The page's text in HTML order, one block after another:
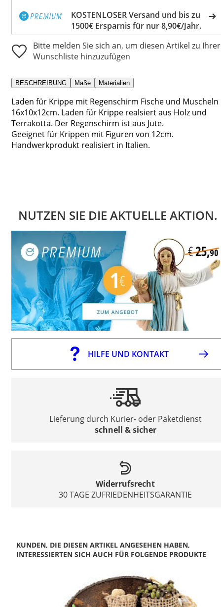
KOSTENLOSER Versand und bis zu
1500€ Ersparnis für nur 8,90€/Jahr.
Bitte melden Sie sich an, um diesen Artikel zu Ihrer
Wunschliste hinzuzufügen
BESCHREIBUNG Maße Materialien
Laden für Krippe mit Regenschirm Fische und Muscheln
16x10x12cm. Laden für Krippe realsiert aus Holz und
Terrakotta. Der Regenschirm ist aus Jute.
Geeignet für Krippen mit Figuren von 12cm.
Handwerkprodukt realisiert in Italien.
NUTZEN SIE DIE AKTUELLE AKTION.
HILFE UND KONTAKT
Lieferung durch Kurier- oder Paketdienst
schnell & sicher
Widerrufsrecht
30 TAGE ZUFRIEDENHEITSGARANTIE
KUNDEN, DIE DIESEN ARTIKEL ANGESEHEN HABEN,
INTERESSIERTEN SICH AUCH FÜR FOLGENDE PRODUKTE